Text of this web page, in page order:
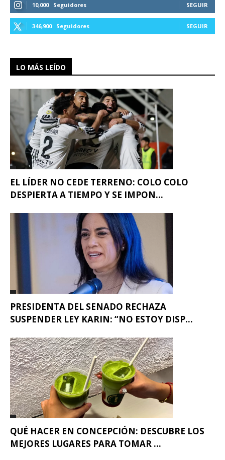
10,000 Seguidores SEGUIR
346,900 Seguidores SEGUIR
LO MÁS LEÍDO
EL LÍDER NO CEDE TERRENO: COLO COLO
DESPIERTA A TIEMPO Y SE IMPON...
PRESIDENTA DEL SENADO RECHAZA
SUSPENDER LEY KARIN: “NO ESTOY DISP...
QUÉ HACER EN CONCEPCIÓN: DESCUBRE LOS
MEJORES LUGARES PARA TOMAR ...